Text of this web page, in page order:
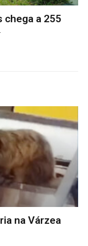
chega a 255
na Várzea